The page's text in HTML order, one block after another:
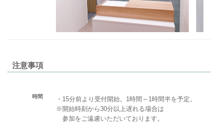
注意事項
時間
・15分前より受付開始。1時間～1時間半を予定。
※開始時刻から30分以上遅れる場合は
参加をご遠慮いただいております。